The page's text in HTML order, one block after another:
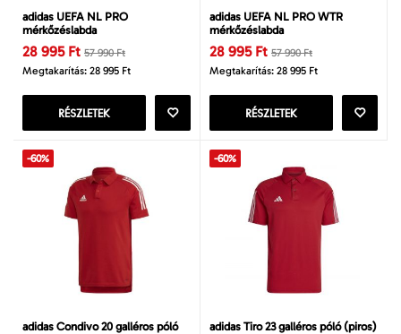
adidas UEFA NL PRO
mérkőzéslabda
28 995 Ft 57 990 Ft
Megtakarítás: 28 995 Ft
RÉSZLETEK
adidas UEFA NL PRO WTR
mérkőzéslabda
28 995 Ft 57 990 Ft
Megtakarítás: 28 995 Ft
RÉSZLETEK
-60%
adidas Condivo 20 galléros póló
-60%
adidas Tiro 23 galléros póló (piros)